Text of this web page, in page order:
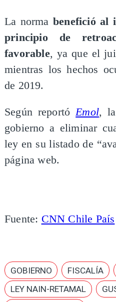
La norma benefició al
principio de
favorable, ya que el
mientras los hechos
de 2019.
Según reportóEmol,
gobierno a eliminar
ley en su listado de
página web.
Fuente: CNN Chile País
GOBIERNO FISCALÍA
LEY NAIN-RETAMAL